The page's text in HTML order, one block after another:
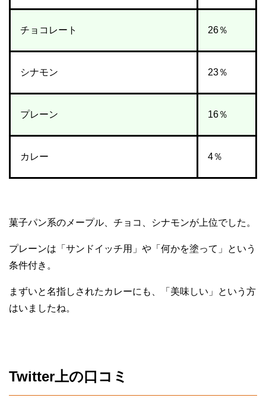
チョコレート 26％
シナモン 23％
プレーン 16％
カレー 4％
菓子パン系のメープル、チョコ、シナモンが上位でした。
プレーンは「サンドイッチ用」や「何かを塗って」という
条件付き。
まずいと名指しされたカレーにも、「美味しい」という方
はいましたね。
Twitter上の口コミ